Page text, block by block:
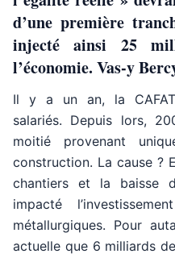
d’une première
injecté ainsi 25
l’économie. Vas-y
Il y a un an, la CAFAT
salariés. Depuis lors,
moitié provenant
construction. La cause ?
chantiers et la baisse
impacté
métallurgiques. Pour
actuelle que 6 milliards